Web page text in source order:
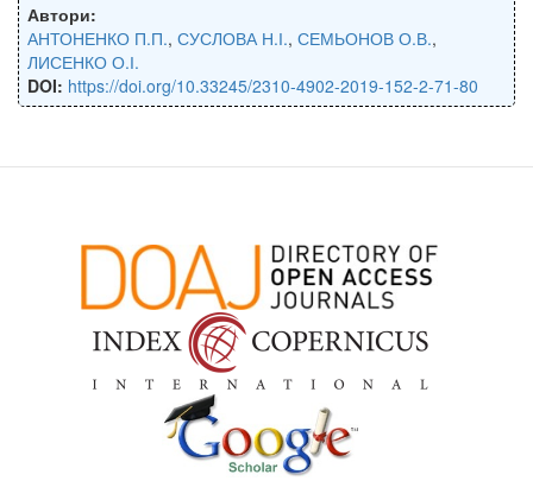
Автори:
АНТОНЕНКО П.П., СУСЛОВА Н.І., СЕМЬОНОВ О.В.,
ЛИСЕНКО О.І.
DOI: https://doi.org/10.33245/2310-4902-2019-152-2-71-80